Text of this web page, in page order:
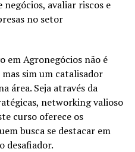
avaliar riscos e
no setor
em Agronegócios não é
sim um catalisador
área. Seja através da
networking valioso
curso oferece os
busca se destacar em
desafiador.